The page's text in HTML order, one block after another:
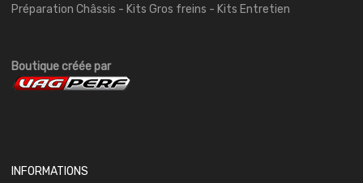
Préparation Châssis - Kits Gros freins - Kits Entretien
Boutique créée par
INFORMATIONS